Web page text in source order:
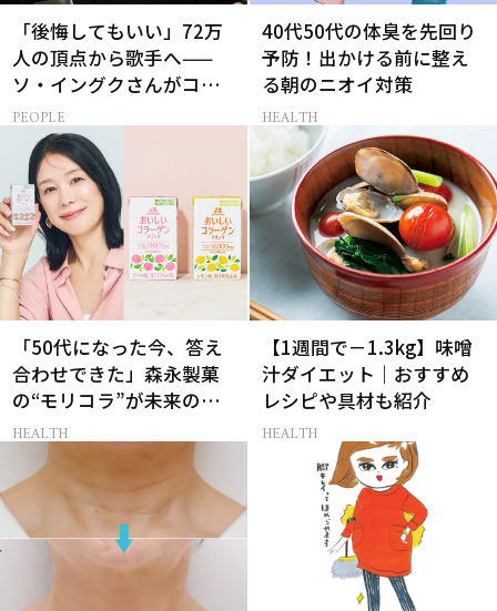
「後悔してもいい」72万
人の頂点から歌手へ——
ソ・イングクさんがコツ
コツ頑張れる原動力とは
PEOPLE
40代50代の体臭を先回り
予防！出かける前に整え
る朝のニオイ対策
HEALTH
「50代になった今、答え
合わせできた」森永製菓
の“モリコラ”が未来のキ
レイを連れてくる！
HEALTH
【1週間で－1.3kg】味噌
汁ダイエット｜おすすめ
レシピや具材も紹介
HEALTH